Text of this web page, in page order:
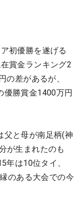
初優勝を遂げる
賞金ランキング2
の差があるが、
優勝賞金1400万円
父と母が南足柄(神
が生まれたのも
年は10位タイ、
のある大会での今